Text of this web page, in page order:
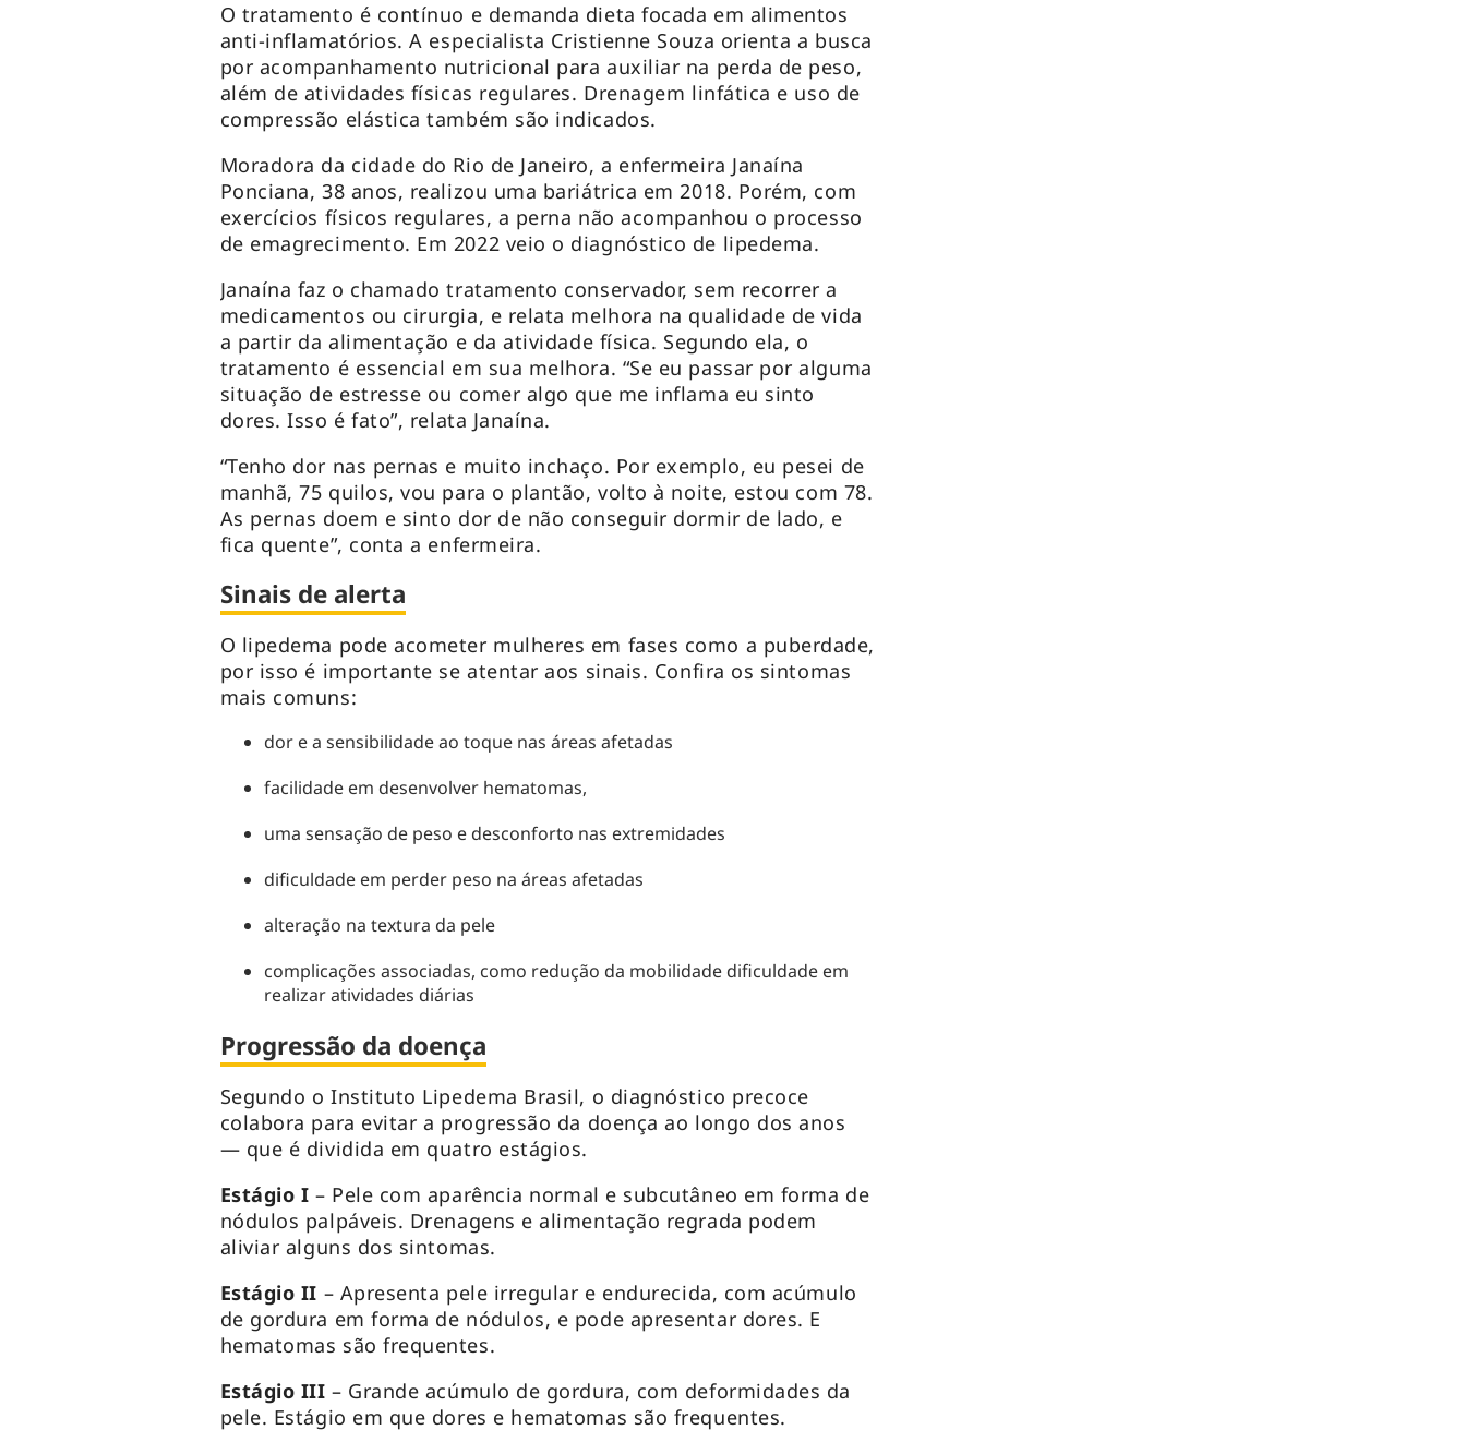
O tratamento é contínuo e demanda dieta focada em alimentos
anti-inflamatórios. A especialista Cristienne Souza orienta a busca
por acompanhamento nutricional para auxiliar na perda de peso,
além de atividades físicas regulares. Drenagem linfática e uso de
compressão elástica também são indicados.
Moradora da cidade do Rio de Janeiro, a enfermeira Janaína
Ponciana, 38 anos, realizou uma bariátrica em 2018. Porém, com
exercícios físicos regulares, a perna não acompanhou o processo
de emagrecimento. Em 2022 veio o diagnóstico de lipedema.
Janaína faz o chamado tratamento conservador, sem recorrer a
medicamentos ou cirurgia, e relata melhora na qualidade de vida
a partir da alimentação e da atividade física. Segundo ela, o
tratamento é essencial em sua melhora. “Se eu passar por alguma
situação de estresse ou comer algo que me inflama eu sinto
dores. Isso é fato”, relata Janaína.
“Tenho dor nas pernas e muito inchaço. Por exemplo, eu pesei de
manhã, 75 quilos, vou para o plantão, volto à noite, estou com 78.
As pernas doem e sinto dor de não conseguir dormir de lado, e
fica quente”, conta a enfermeira.
Sinais de alerta
O lipedema pode acometer mulheres em fases como a puberdade,
por isso é importante se atentar aos sinais. Confira os sintomas
mais comuns:
dor e a sensibilidade ao toque nas áreas afetadas
facilidade em desenvolver hematomas,
uma sensação de peso e desconforto nas extremidades
dificuldade em perder peso na áreas afetadas
alteração na textura da pele
complicações associadas, como redução da mobilidade dificuldade em
realizar atividades diárias
Progressão da doença
Segundo o Instituto Lipedema Brasil, o diagnóstico precoce
colabora para evitar a progressão da doença ao longo dos anos
— que é dividida em quatro estágios.
Estágio I – Pele com aparência normal e subcutâneo em forma de
nódulos palpáveis. Drenagens e alimentação regrada podem
aliviar alguns dos sintomas.
Estágio II – Apresenta pele irregular e endurecida, com acúmulo
de gordura em forma de nódulos, e pode apresentar dores. E
hematomas são frequentes.
Estágio III– Grande acúmulo de gordura, com deformidades da
pele. Estágio em que dores e hematomas são frequentes.